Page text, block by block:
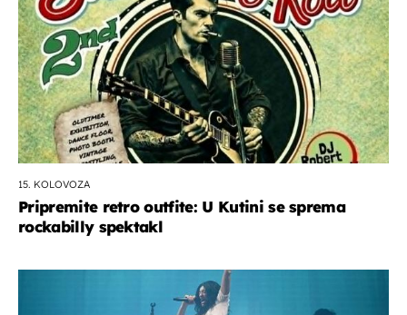
15. KOLOVOZA
Pripremite retro outfite: U Kutini se sprema
rockabilly spektakl